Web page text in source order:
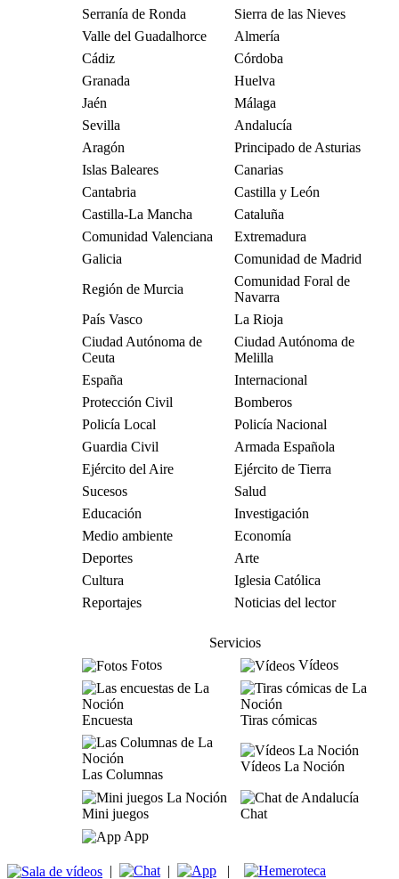
Serranía de Ronda
Sierra de las Nieves
Valle del Guadalhorce
Almería
Cádiz
Córdoba
Granada
Huelva
Jaén
Málaga
Sevilla
Andalucía
Aragón
Principado de Asturias
Islas Baleares
Canarias
Cantabria
Castilla y León
Castilla-La Mancha
Cataluña
Comunidad Valenciana
Extremadura
Galicia
Comunidad de Madrid
Región de Murcia
Comunidad Foral de
Navarra
País Vasco
La Rioja
Ciudad Autónoma de
Ceuta
Ciudad Autónoma de
Melilla
España
Internacional
Protección Civil
Bomberos
Policía Local
Policía Nacional
Guardia Civil
Armada Española
Ejército del Aire
Ejército de Tierra
Sucesos
Salud
Educación
Investigación
Medio ambiente
Economía
Deportes
Arte
Cultura
Iglesia Católica
Reportajes
Noticias del lector
Servicios
Fotos
Vídeos
Encuesta Tiras cómicas
Las Columnas
Vídeos La Noción
Mini juegos
Chat
App
| | |